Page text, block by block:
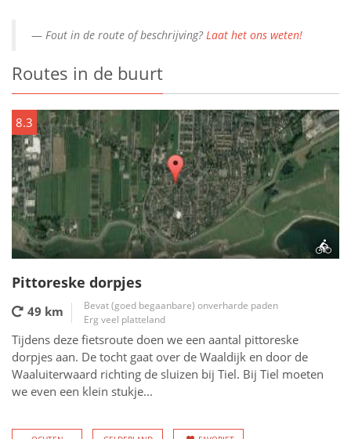
Fout in de route of beschrijving?Laat het ons weten!
Routes in de buurt
8.3
Pittoreske dorpjes
49 km
Bevat (goed begaanbare) onverharde paden
Erg veel platteland
Tijdens deze fietsroute doen we een aantal pittoreske
dorpjes aan. De tocht gaat over de Waaldijk en door de
Waaluiterwaard richting de sluizen bij Tiel. Bij Tiel moeten
we even een klein stukje...